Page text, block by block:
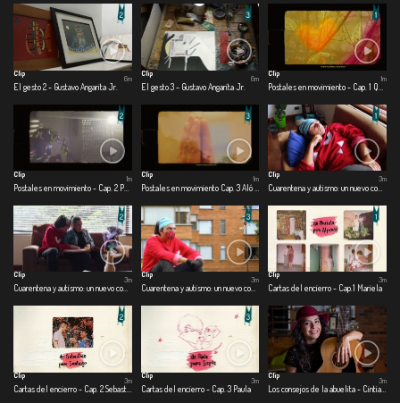
Clip
El gesto 2 - Gustavo Angarita Jr.
6m
Clip
El gesto 3 - Gustavo Angarita Jr.
6m
Clip
1m
Clip
1m
Clip
1m
Clip
3m
Clip
Cuarentena y autismo: un nuevo comienzo - Cap. 2 Me divierto en casa
3m
Clip
Cuarentena y autismo: un nuevo comienzo - Cap. 3 Salgo o me asfixio
3m
Clip
Cartas del encierro - Cap.1 Mariela
3m
Clip
3m
Clip
Cartas del encierro - Cap. 3 Paula
3m
Clip
3m